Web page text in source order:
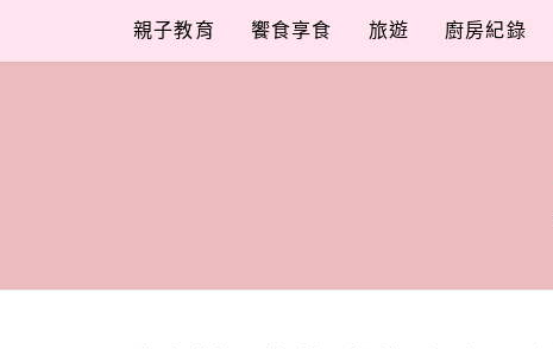
content
親子教育 饗食享食 旅遊 廚房紀錄